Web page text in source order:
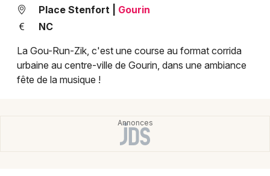
Grands événements
Manifestations
Lille
Lyon
Marseille
Mulhouse
Place Stenfort
Gourin
NC
La Gou-Run-Zik, c'est une course au format corrida
urbaine au centre-ville de Gourin, dans une ambiance
fête de la musique !
Aujourd'hui
Demain Ce week-end